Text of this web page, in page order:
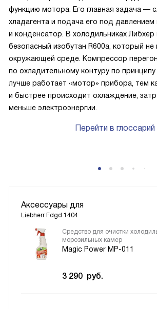
функцию мотора. Его главная задача —
хладагента и подача его под давлением
и конденсатор. В холодильниках Либхер
безопасный изобутан R600a, который не
окружающей среде. Компрессор
по охладительному контуру по
лучше работает «мотор» прибора, тем
и быстрее происходит охлаждение,
меньше электроэнергии.
Перейти в глоссарий
Аксессуары для
Liebherr Fdgd 1404
Средство для очистки
морозильных камер
Magic Power MP-011
3 290 руб.